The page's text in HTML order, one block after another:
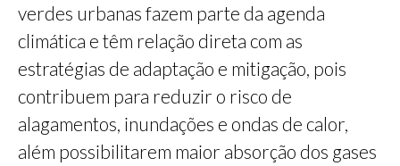
verdes urbanas fazem parte da agenda
climática e têm relação direta com as
estratégias de adaptação e mitigação, pois
contribuem para reduzir o risco de
alagamentos, inundações e ondas de calor,
além possibilitarem maior absorção dos gases